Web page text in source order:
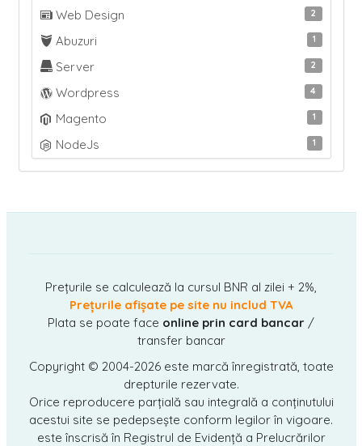
2
Web Design
1
Abuzuri
2
Server
4
Wordpress
1
Magento
1
NodeJs
Prețurile se calculează la cursul BNR al zilei + 2%,
Prețurile afișate pe site nu includ TVA
Plata se poate face online prin card bancar /
transfer bancar
Copyright © 2004-2026 este marcă înregistrată, toate
drepturile rezervate.
Orice reproducere parțială sau integrală a conținutului
acestui site se pedepsește conform legilor în vigoare.
este înscrisă în Registrul de Evidență a Prelucrărilor